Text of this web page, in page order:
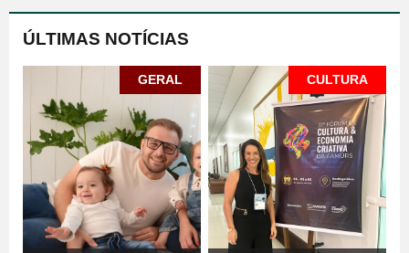
ÚLTIMAS NOTÍCIAS
GERAL CULTURA